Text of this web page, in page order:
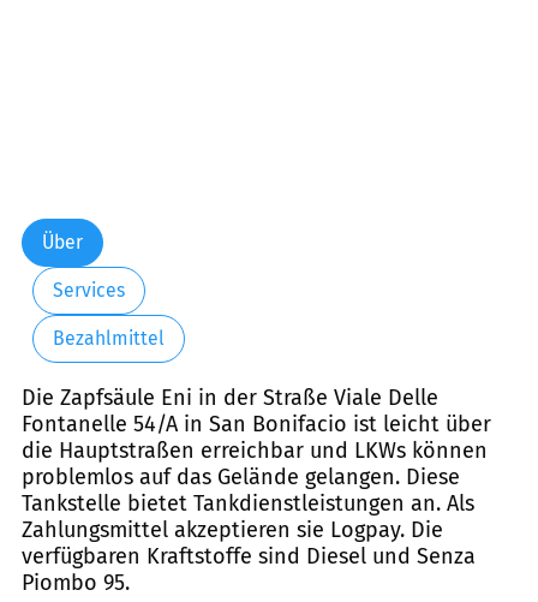
Über
Services
Bezahlmittel
Die Zapfsäule Eni in der Straße Viale Delle
Fontanelle 54/A in San Bonifacio ist leicht über
die Hauptstraßen erreichbar und LKWs können
problemlos auf das Gelände gelangen. Diese
Tankstelle bietet Tankdienstleistungen an. Als
Zahlungsmittel akzeptieren sie Logpay. Die
verfügbaren Kraftstoffe sind Diesel und Senza
Piombo 95.